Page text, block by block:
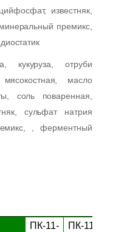
известняк,
премикс,
кукуруза, отруби
масло
соль поваренная,
сульфат натрия
, ферментный
ПК-11-
ПК-11-